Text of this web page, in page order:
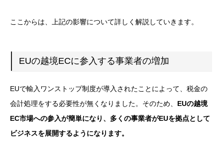
ここからは、上記の影響について詳しく解説していきます。
EUの越境ECに参入する事業者の増加
EUで輸入ワンストップ制度が導入されたことによって、税金の
会計処理をする必要性が無くなりました。そのため、 EUの越境
EC市場への参入が簡単になり、多くの事業者がEUを拠点として
ビジネスを展開するようになります。